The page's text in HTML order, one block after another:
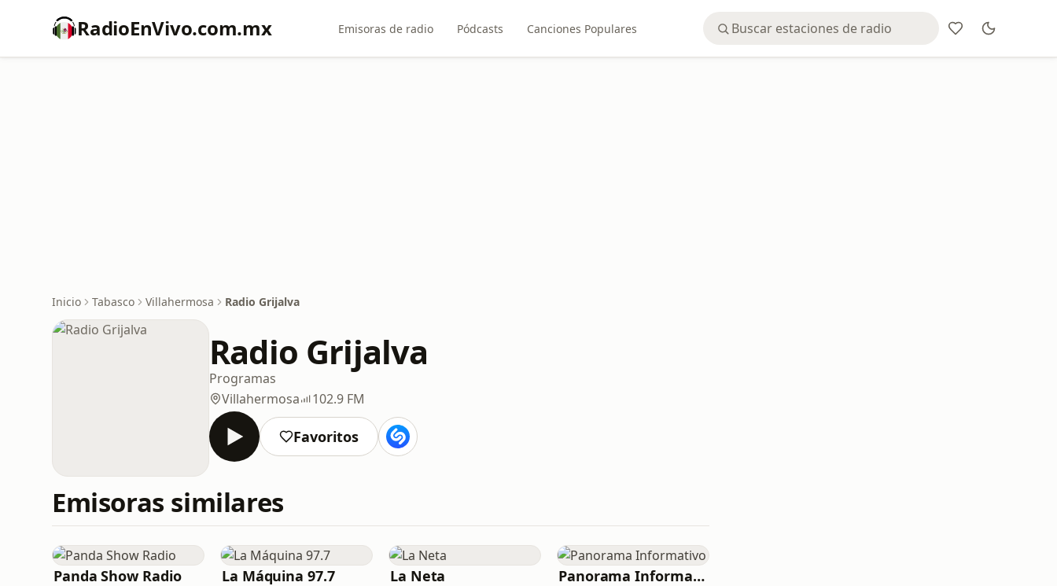
RadioEnVivo.com.mx Emisoras de radio Pódcasts Canciones Populares
Inicio Tabasco Villahermosa Radio Grijalva
Radio Grijalva
Programas
Villahermosa
102.9 FM
Favoritos
Emisoras similares
Panda Show Radio La Máquina 97.7 La Neta Panorama Informativo